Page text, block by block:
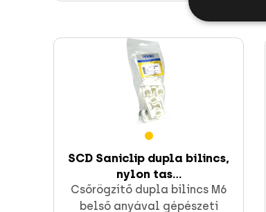
SCD Saniclip dupla bilincs,
nylon tas...
Csőrögzítő dupla bilincs M6
belső anyával gépészeti